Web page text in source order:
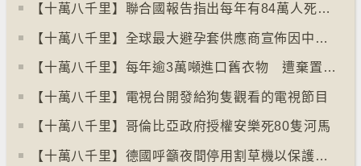
【十萬八千里】聯合國報告指出每年有84萬人死於工作情況欠佳
【十萬八千里】全球最大避孕套供應商宣佈因中東戰事漲價
【十萬八千里】每年逾3萬噸進口舊衣物 遭棄置於智利北部沙漠
【十萬八千里】電視台開發給狗隻觀看的電視節目
【十萬八千里】哥倫比亞政府授權安樂死80隻河馬
【十萬八千里】德國呼籲夜間停用割草機以保護刺蝟等動物